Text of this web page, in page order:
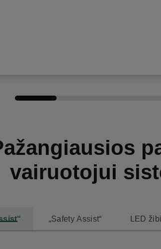
vairuotojui
„Safety Assist“ LED